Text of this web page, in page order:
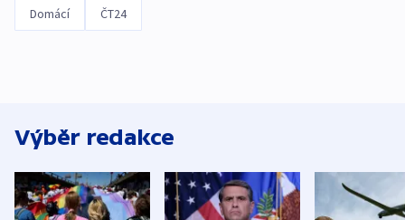
Domácí ČT24
Výběr redakce